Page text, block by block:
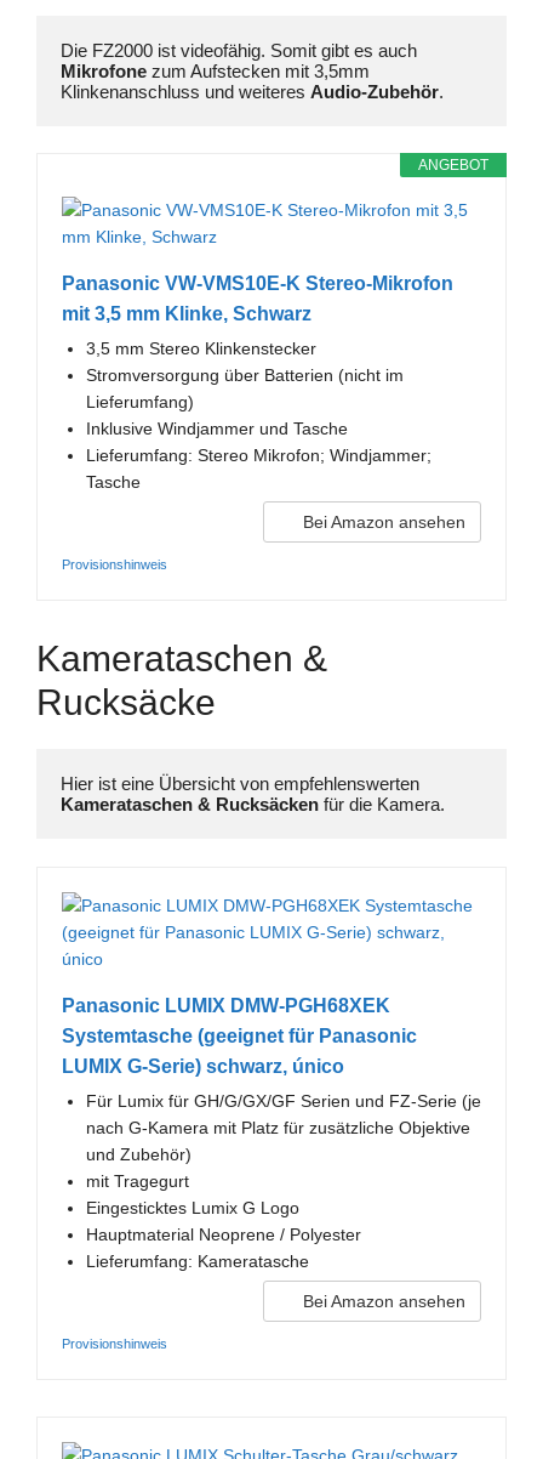
Mikrofone zum Aufstecken mit 3,5mm
Klinkenanschluss und weiteres Audio-Zubehör.
ANGEBOT
Panasonic VW-VMS10E-K Stereo-Mikrofon
mit 3,5 mm Klinke, Schwarz
3,5 mm Stereo Klinkenstecker
Stromversorgung über Batterien (nicht im
Lieferumfang)
Inklusive Windjammer und Tasche
Lieferumfang: Stereo Mikrofon; Windjammer;
Tasche
Bei Amazon ansehen
Provisionshinweis
Kamerataschen &
Rucksäcke
Kamerataschen & Rucksäcken für die Kamera.
Panasonic LUMIX DMW-PGH68XEK
Systemtasche (geeignet für Panasonic
LUMIX G-Serie) schwarz, único
Für Lumix für GH/G/GX/GF Serien und FZ-Serie (je
nach G-Kamera mit Platz für zusätzliche Objektive
und Zubehör)
mit Tragegurt
Eingesticktes Lumix G Logo
Hauptmaterial Neoprene / Polyester
Lieferumfang: Kameratasche
Bei Amazon ansehen
Provisionshinweis